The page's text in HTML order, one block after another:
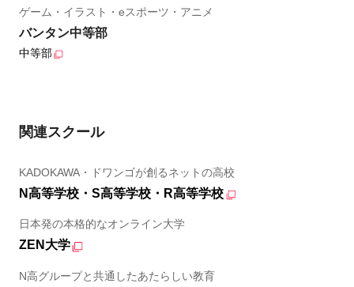
ゲーム・イラスト・eスポーツ・アニメ
バンタン中等部
中等部
関連スクール
KADOKAWA・ドワンゴが創るネットの高校
N高等学校・S高等学校・R高等学校
日本発の本格的なオンライン大学
ZEN大学
N高グループと共通したあたらしい教育